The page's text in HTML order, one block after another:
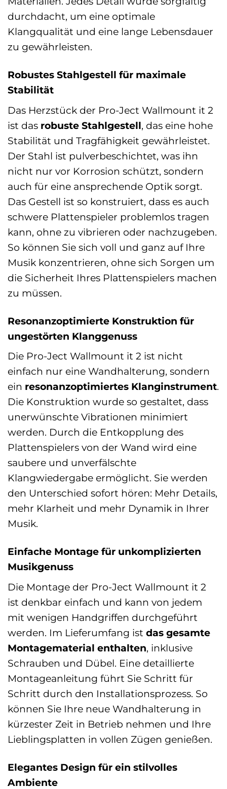
durchdacht, um eine optimale
Klangqualität und eine lange Lebensdauer
zu gewährleisten.
Robustes Stahlgestell für maximale
Stabilität
Das Herzstück der Pro-Ject Wallmount it 2
ist das robuste Stahlgestell, das eine hohe
Stabilität und Tragfähigkeit gewährleistet.
Der Stahl ist pulverbeschichtet, was ihn
nicht nur vor Korrosion schützt, sondern
auch für eine ansprechende Optik sorgt.
Das Gestell ist so konstruiert, dass es auch
schwere Plattenspieler problemlos tragen
kann, ohne zu vibrieren oder nachzugeben.
So können Sie sich voll und ganz auf Ihre
Musik konzentrieren, ohne sich Sorgen um
die Sicherheit Ihres Plattenspielers machen
zu müssen.
Resonanzoptimierte Konstruktion für
ungestörten Klanggenuss
Die Pro-Ject Wallmount it 2 ist nicht
einfach nur eine Wandhalterung, sondern
ein resonanzoptimiertes Klanginstrument.
Die Konstruktion wurde so gestaltet, dass
unerwünschte Vibrationen minimiert
werden. Durch die Entkopplung des
Plattenspielers von der Wand wird eine
saubere und unverfälschte
Klangwiedergabe ermöglicht. Sie werden
den Unterschied sofort hören: Mehr Details,
mehr Klarheit und mehr Dynamik in Ihrer
Musik.
Einfache Montage für unkomplizierten
Musikgenuss
Die Montage der Pro-Ject Wallmount it 2
ist denkbar einfach und kann von jedem
mit wenigen Handgriffen durchgeführt
werden. Im Lieferumfang ist das gesamte
Montagematerial enthalten, inklusive
Schrauben und Dübel. Eine detaillierte
Montageanleitung führt Sie Schritt für
Schritt durch den Installationsprozess. So
können Sie Ihre neue Wandhalterung in
kürzester Zeit in Betrieb nehmen und Ihre
Lieblingsplatten in vollen Zügen genießen.
Elegantes Design für ein stilvolles
Ambiente